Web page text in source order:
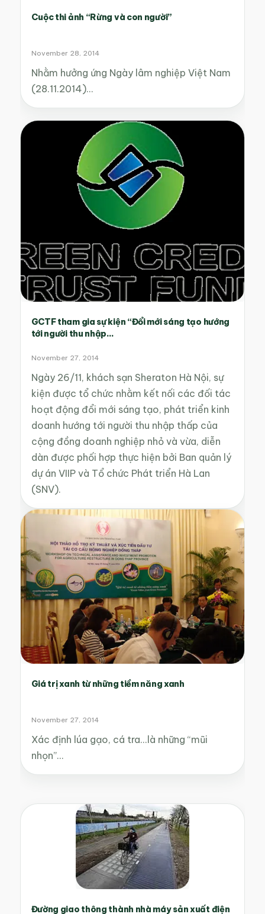
Cuộc thi ảnh “Rừng và con người”
November 28, 2014
Nhằm hưởng ứng Ngày lâm nghiệp Việt Nam
(28.11.2014)…
GCTF tham gia sự kiện “Đổi mới sáng tạo hướng
tới người thu nhập...
November 27, 2014
Ngày 26/11, khách sạn Sheraton Hà Nội, sự
kiện được tổ chức nhằm kết nối các đối tác
hoạt động đổi mới sáng tạo, phát triển kinh
doanh hướng tới người thu nhập thấp của
cộng đồng doanh nghiệp nhỏ và vừa, diễn
dàn được phối hợp thực hiện bởi Ban quản lý
dự án VIIP và Tổ chức Phát triển Hà Lan
(SNV).
Giá trị xanh từ những tiềm năng xanh
November 27, 2014
Xác định lúa gạo, cá tra...là những “mũi
nhọn”…
Đường giao thông thành nhà máy sản xuất điện